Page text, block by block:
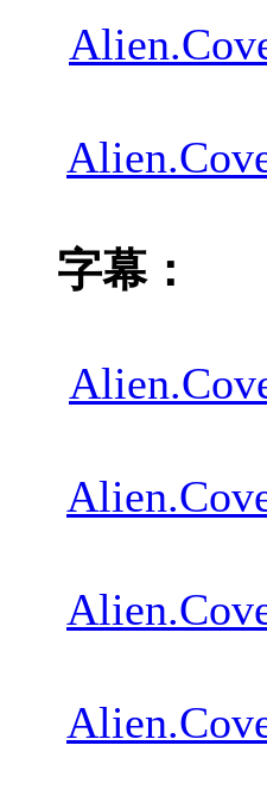
字幕：